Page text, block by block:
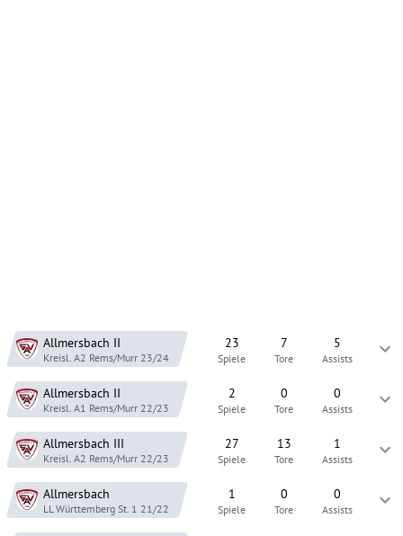
Allmersbach II
Kreisl. A2 Rems/Murr 23/24
23
Spiele
7
Tore
5
Assists
Allmersbach II
Kreisl. A1 Rems/Murr 22/23
2
Spiele
0
Tore
0
Assists
Allmersbach III
Kreisl. A2 Rems/Murr 22/23
27
Spiele
13
Tore
1
Assists
Allmersbach
LL Württemberg St. 1 21/22
1
Spiele
0
Tore
0
Assists